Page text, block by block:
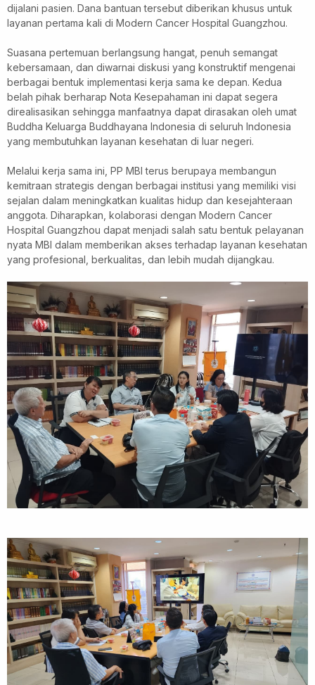
dijalani pasien. Dana bantuan tersebut diberikan khusus untuk
layanan pertama kali di Modern Cancer Hospital Guangzhou.
Suasana pertemuan berlangsung hangat, penuh semangat
kebersamaan, dan diwarnai diskusi yang konstruktif mengenai
berbagai bentuk implementasi kerja sama ke depan. Kedua
belah pihak berharap Nota Kesepahaman ini dapat segera
direalisasikan sehingga manfaatnya dapat dirasakan oleh umat
Buddha Keluarga Buddhayana Indonesia di seluruh Indonesia
yang membutuhkan layanan kesehatan di luar negeri.
Melalui kerja sama ini, PP MBI terus berupaya membangun
kemitraan strategis dengan berbagai institusi yang memiliki visi
sejalan dalam meningkatkan kualitas hidup dan kesejahteraan
anggota. Diharapkan, kolaborasi dengan Modern Cancer
Hospital Guangzhou dapat menjadi salah satu bentuk pelayanan
nyata MBI dalam memberikan akses terhadap layanan kesehatan
yang profesional, berkualitas, dan lebih mudah dijangkau.